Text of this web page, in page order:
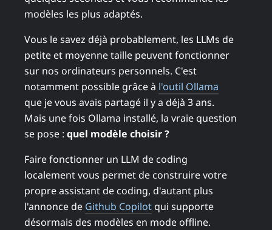
modèles les plus adaptés.
Vous le savez déjà probablement, les LLMs de
petite et moyenne taille peuvent fonctionner
sur nos ordinateurs personnels. C'est
notamment possible grâce à l'outil Ollama
que je vous avais partagé il y a déjà 3 ans.
Mais une fois Ollama installé, la vraie question
se pose : quel modèle choisir ?
Faire fonctionner un LLM de coding
localement vous permet de construire votre
propre assistant de coding, d'autant plus
l'annonce de Github Copilot qui supporte
désormais des modèles en mode offline.